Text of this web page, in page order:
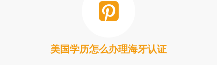
美国学历怎么办理海牙认证